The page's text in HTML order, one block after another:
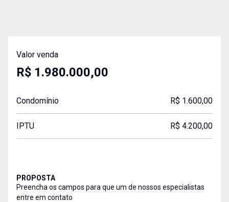
Valor venda
R$ 1.980.000,00
Condomínio R$ 1.600,00
IPTU R$ 4.200,00
PROPOSTA
Preencha os campos para que um de nossos especialistas
entre em contato